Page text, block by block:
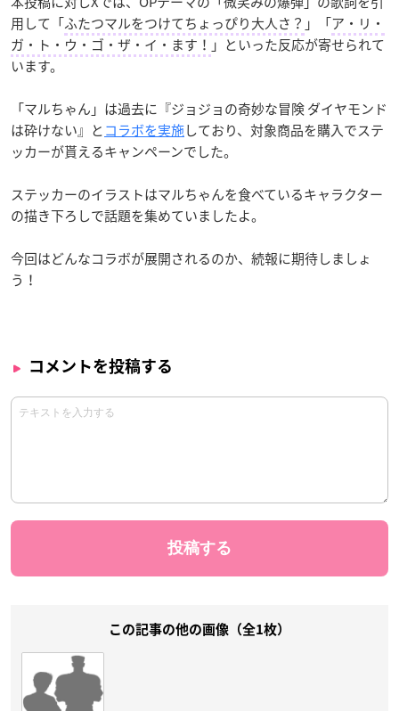
用して「ふたつマルをつけてちょっぴり大人さ？ 」「ア・リ・
ガ・ト・ウ・ゴ・ザ・イ・ます！ 」といった反応が寄せられて
います。
「マルちゃん」は過去に『ジョジョの奇妙な冒険 ダイヤモンド
は砕けない』とコラボを実施しており、対象商品を購入でステ
ッカーが貰えるキャンペーンでした。
ステッカーのイラストはマルちゃんを食べているキャラクター
の描き下ろしで話題を集めていましたよ。
今回はどんなコラボが展開されるのか、続報に期待しましょ
う！
コメントを投稿する
この記事の他の画像（全1枚）